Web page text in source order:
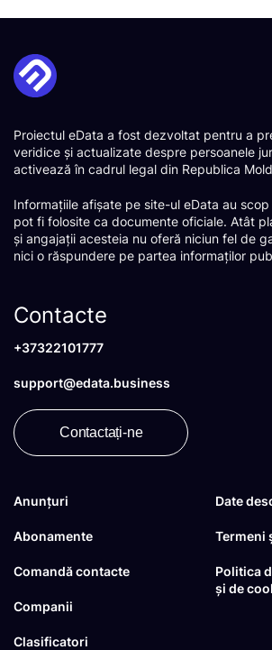
Proiectul eData a fost dezvoltat pentru a
veridice și actualizate despre persoanele
activează în cadrul legal din Republica
Informațiile afișate pe site-ul eData au
pot fi folosite ca documente oficiale. Atât
și angajații acesteia nu oferă niciun fel de
nici o răspundere pe partea informaților
Anunțuri
Abonamente
Comandă contacte
Companii
Clasificatori
Date
Termeni
Politica
și de
Contacte
+37322101777
support@edata.business
Contactați-ne